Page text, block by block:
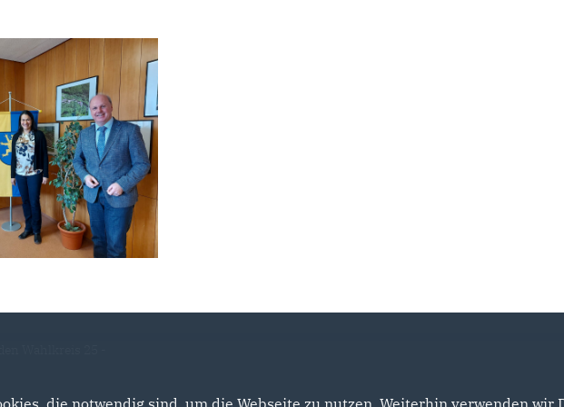
die notwendig sind, um die Webseite zu nutzen. Weiterhin verwenden